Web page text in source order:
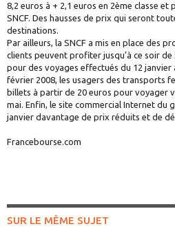
8,2 euros à + 2,1 euros en 2ème classe et
SNCF. Des hausses de prix qui seront
destinations.
Par ailleurs, la SNCF a mis en place des
clients peuvent profiter jusqu’à ce soir de
pour des voyages effectués du 12 janvier
février 2008, les usagers des transports
billets à partir de 20 euros pour voyager
mai. Enfin, le site commercial Internet du
janvier davantage de prix réduits et de
Francebourse.com
SUR LE MÊME SUJET